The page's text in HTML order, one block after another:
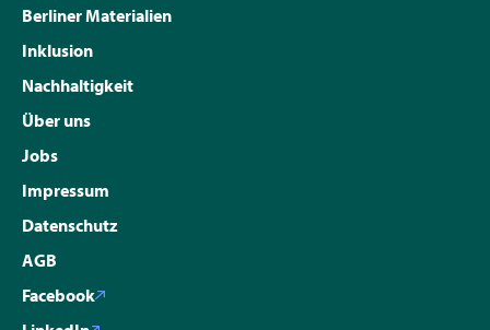
Berliner Materialien
Inklusion
Nachhaltigkeit
Über uns
Jobs
Impressum
Datenschutz
AGB
Facebook